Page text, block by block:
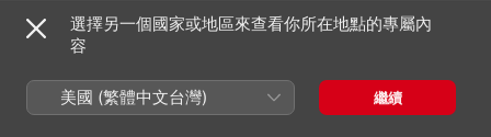
B. 46
選擇另一個國家或地區來查看你所在地點的專屬內
容
美國 (繁體中文台灣) 繼續